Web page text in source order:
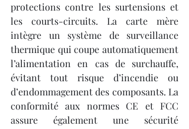
protections contre les surtensions et
les courts-circuits. La carte mère
intègre un système de surveillance
thermique qui coupe automatiquement
l’alimentation en cas de surchauffe,
évitant tout risque d’incendie ou
d’endommagement des composants. La
conformité aux normes CE et FCC
assure également une sécurité